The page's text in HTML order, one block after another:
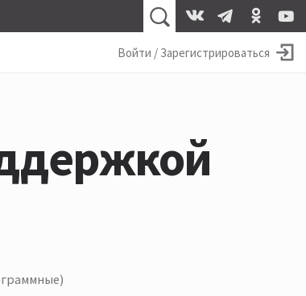
Войти / Зарегистрироваться